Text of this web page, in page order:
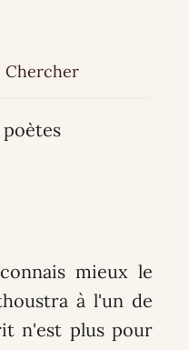
Chercher
mieux le
à l'un de
n'est plus pour